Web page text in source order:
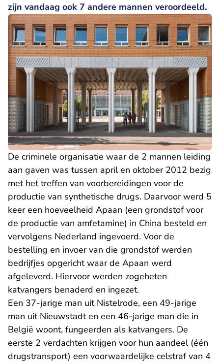
zijn vandaag ook 7 andere mannen veroordeeld.
De criminele organisatie waar de 2 mannen leiding
aan gaven was tussen april en oktober 2012 bezig
met het treffen van voorbereidingen voor de
productie van synthetische drugs. Daarvoor werd 5
keer een hoeveelheid Apaan (een grondstof voor
de productie van amfetamine) in China besteld en
vervolgens Nederland ingevoerd. Voor de
bestelling en invoer van die grondstof werden
bedrijfjes opgericht waar de Apaan werd
afgeleverd. Hiervoor werden zogeheten
katvangers benaderd en ingezet.
Een 37-jarige man uit Nistelrode, een 49-jarige
man uit Nieuwstadt en een 46-jarige man die in
België woont, fungeerden als katvangers. De
eerste 2 verdachten krijgen voor hun aandeel (één
drugstransport) een voorwaardelijke celstraf van 4